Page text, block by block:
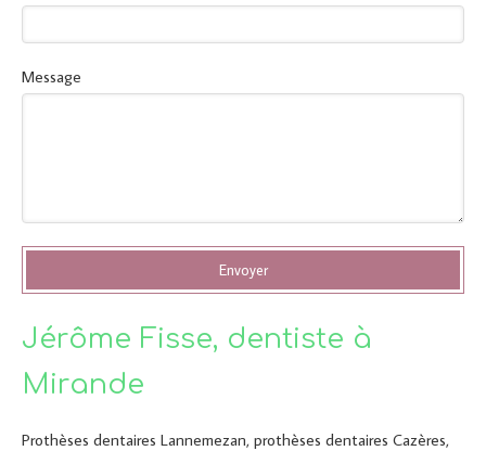
Message
Envoyer
Jérôme Fisse, dentiste à
Mirande
Prothèses dentaires Lannemezan, prothèses dentaires Cazères,